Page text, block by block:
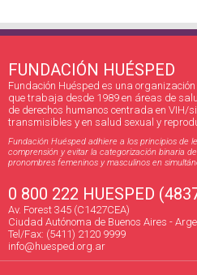
FUNDACIÓN HUÉSPED
Fundación Huésped es una
que trabaja desde 1989 en áreas de
de derechos humanos centrada en VIH/
transmisibles y en salud sexual y
Fundación Huésped adhiere a los principios de
comprensión y evitar la categorización binaria
pronombres femeninos y masculinos en
0 800 222 HUESPED
Av. Forest 345 (C1427CEA)
Ciudad Autónoma de Buenos Aires -
Tel/Fax: (5411) 2120 9999
info@huesped.org.ar